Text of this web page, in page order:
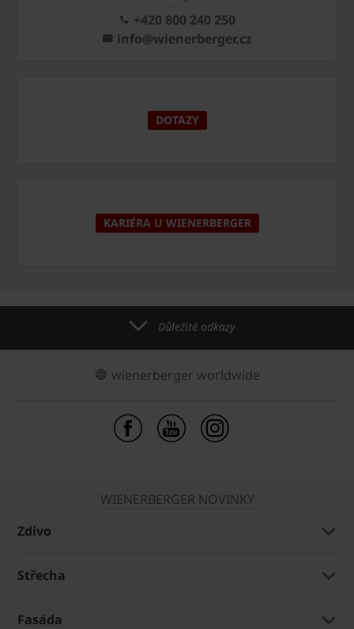
+420 800 240 250
info@wienerberger.cz
DOTAZY
KARIÉRA U WIENERBERGER
Důležité odkazy
wienerberger worldwide
WIENERBERGER NOVINKY
Zdivo
Střecha
Fasáda